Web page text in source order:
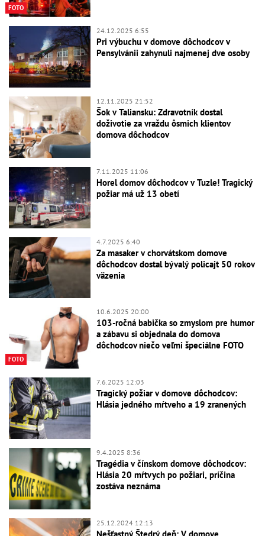
FOTO
24.12.2025 6:55
Pri výbuchu v domove dôchodcov v
Pensylvánii zahynuli najmenej dve osoby
12.11.2025 21:52
Šok v Taliansku: Zdravotník dostal
doživotie za vraždu ôsmich klientov
domova dôchodcov
7.11.2025 11:06
Horel domov dôchodcov v Tuzle! Tragický
požiar má už 13 obetí
4.7.2025 6:40
Za masaker v chorvátskom domove
dôchodcov dostal bývalý policajt 50 rokov
väzenia
FOTO
10.6.2025 20:00
103-ročná babička so zmyslom pre humor
a zábavu si objednala do domova
dôchodcov niečo veľmi špeciálne FOTO
7.6.2025 12:03
Tragický požiar v domove dôchodcov:
Hlásia jedného mŕtveho a 19 zranených
9.4.2025 8:36
Tragédia v čínskom domove dôchodcov:
Hlásia 20 mŕtvych po požiari, príčina
zostáva neznáma
25.12.2024 12:13